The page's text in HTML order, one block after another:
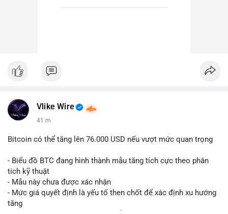
Vlike Wire
41 m
Bitcoin có thể tăng lên 76.000 USD nếu vượt mức quan trọng
- Biểu đồ BTC đang hình thành mẫu tăng tích cực theo phân
tích kỹ thuật
- Mẫu này chưa được xác nhận
- Mức giá quyết định là yếu tố then chốt để xác định xu hướng
tăng